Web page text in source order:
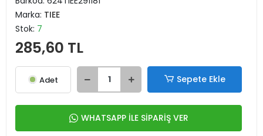
Marka: TIEE
Stok: 7
285,60 TL
Adet Sepete Ekle
WHATSAPP İLE SİPARİŞ VER